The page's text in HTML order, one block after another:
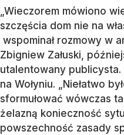
„Wieczorem mówiono
szczęścia dom nie na
wspominał rozmowy w
Zbigniew Załuski,
utalentowany publicysta.
na Wołyniu. „Niełatwo
sformułować wówczas
żelazną konieczność
powszechność zasady